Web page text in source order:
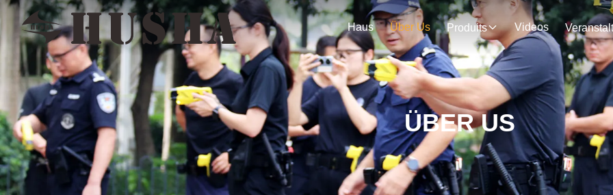
Haus Über Us Produits Videos
ÜBER US